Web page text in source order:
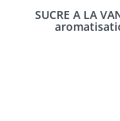
SUCRE A LA